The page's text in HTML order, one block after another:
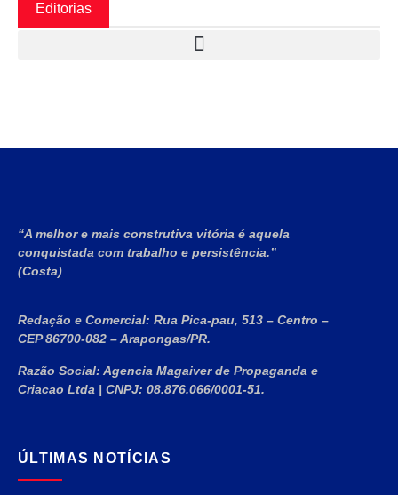
Editorias
“A melhor e mais construtiva vitória é aquela
conquistada com trabalho e persistência.”
(Costa)
Redação e Comercial: Rua Pica-pau, 513 – Centro –
CEP 86700-082 – Arapongas/PR.
Razão Social: Agencia Magaiver de Propaganda e
Criacao Ltda | CNPJ: 08.876.066/0001-51.
ÚLTIMAS NOTÍCIAS